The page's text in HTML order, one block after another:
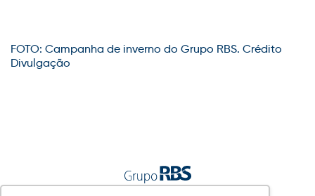
FOTO: Campanha de inverno do Grupo RBS. Crédito
Divulgação